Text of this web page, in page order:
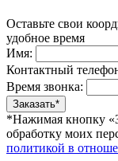
Оставьте свои
удобное время
Имя:
Контактный
Время звонка:
*Нажимая кнопку
обработку моих
политикой в